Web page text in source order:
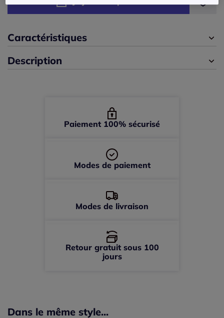
42 -En stock
44 -En stock
46 -Disponible dans 2 semaines
Caractéristiques
Description
Paiement 100% sécurisé
Modes de paiement
Modes de livraison
Retour gratuit sous 100
jours
Dans le même style...